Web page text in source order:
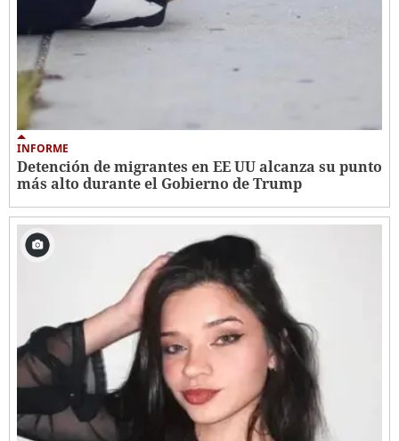
INFORME
Detención de migrantes en EE UU alcanza su punto
más alto durante el Gobierno de Trump